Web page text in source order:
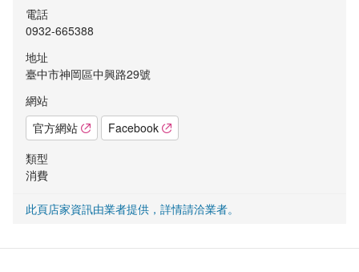
電話
0932-665388
地址
臺中市神岡區中興路29號
網站
官方網站
Facebook
類型
消費
此頁店家資訊由業者提供，詳情請洽業者。